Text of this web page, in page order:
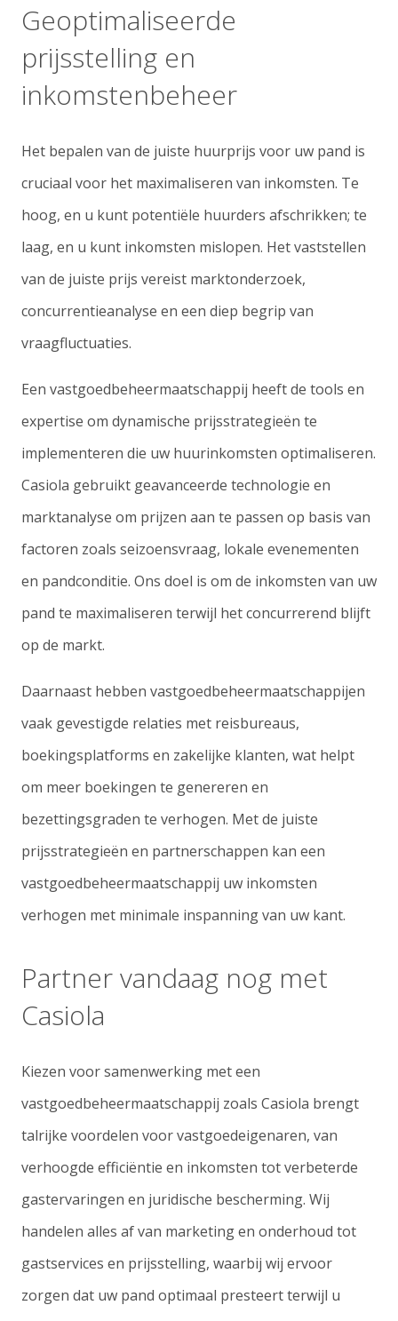
Geoptimaliseerde
prijsstelling en
inkomstenbeheer
Het bepalen van de juiste huurprijs voor uw pand is
cruciaal voor het maximaliseren van inkomsten. Te
hoog, en u kunt potentiële huurders afschrikken; te
laag, en u kunt inkomsten mislopen. Het vaststellen
van de juiste prijs vereist marktonderzoek,
concurrentieanalyse en een diep begrip van
vraagfluctuaties.
Een vastgoedbeheermaatschappij heeft de tools en
expertise om dynamische prijsstrategieën te
implementeren die uw huurinkomsten optimaliseren.
Casiola gebruikt geavanceerde technologie en
marktanalyse om prijzen aan te passen op basis van
factoren zoals seizoensvraag, lokale evenementen
en pandconditie. Ons doel is om de inkomsten van uw
pand te maximaliseren terwijl het concurrerend blijft
op de markt.
Daarnaast hebben vastgoedbeheermaatschappijen
vaak gevestigde relaties met reisbureaus,
boekingsplatforms en zakelijke klanten, wat helpt
om meer boekingen te genereren en
bezettingsgraden te verhogen. Met de juiste
prijsstrategieën en partnerschappen kan een
vastgoedbeheermaatschappij uw inkomsten
verhogen met minimale inspanning van uw kant.
Partner vandaag nog met
Casiola
Kiezen voor samenwerking met een
vastgoedbeheermaatschappij zoals Casiola brengt
talrijke voordelen voor vastgoedeigenaren, van
verhoogde efficiëntie en inkomsten tot verbeterde
gastervaringen en juridische bescherming. Wij
handelen alles af van marketing en onderhoud tot
gastservices en prijsstelling, waarbij wij ervoor
zorgen dat uw pand optimaal presteert terwijl u